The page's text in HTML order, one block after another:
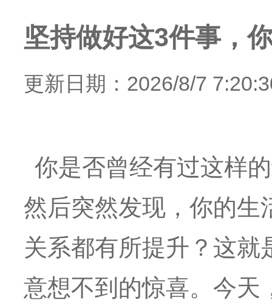
坚持做好这3件事，
更新日期：2026/8/7
你是否曾经有过这样
然后突然发现，你的生
关系都有所提升？这
意想不到的惊喜。今天